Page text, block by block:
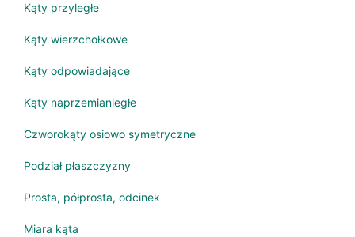
Kąty przyległe
Kąty wierzchołkowe
Kąty odpowiadające
Kąty naprzemianległe
Czworokąty osiowo symetryczne
Podział płaszczyzny
Prosta, półprosta, odcinek
Miara kąta